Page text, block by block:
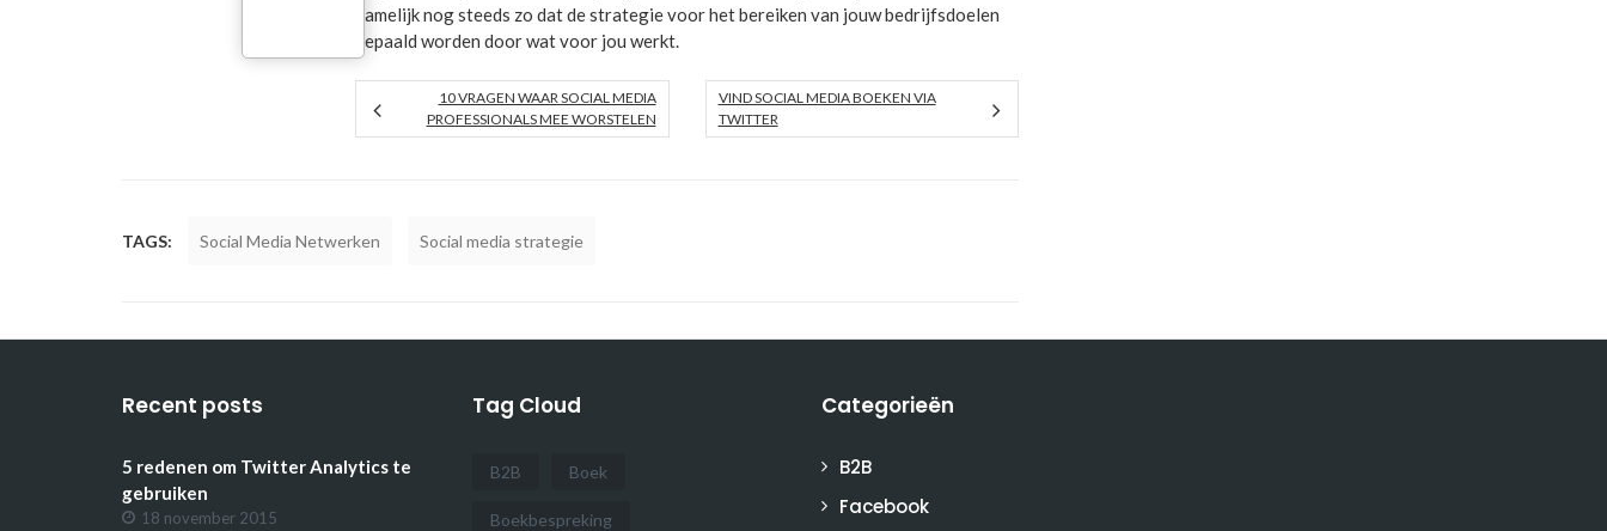
namelijk nog steeds zo dat de strategie voor het bereiken van jouw bedrijfsdoelen
bepaald worden door wat voor jou werkt.
10 VRAGEN WAAR SOCIAL MEDIA
PROFESSIONALS MEE WORSTELEN
VIND SOCIAL MEDIA BOEKEN VIA
TWITTER
TAGS: Social Media Netwerken Social media strategie
Recent posts
5 redenen om Twitter Analytics te
gebruiken
18 november 2015
Tag Cloud
B2B Boek
Boekbespreking
Categorieën
B2B
Facebook